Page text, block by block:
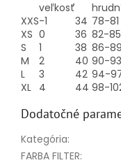
veľkosť
XXS-1 34 78-81
XS 0 36 82-85
S
1 38 86-89
M
2 40 90-93
L
3 42 94-
XL 4 44 98-
Dodatočné
Kategória:
FARBA FILTER: